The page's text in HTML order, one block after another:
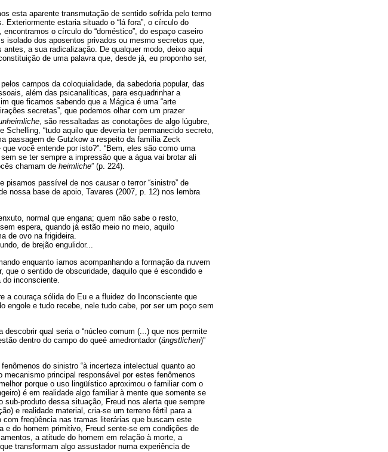
esta aparente transmutação de sentido sofrida pelo termo
estaria situado o “lá fora”, o círculo do
o círculo do “doméstico”, do espaço caseiro
dos aposentos privados ou mesmo secretos que,
a sua radicalização. De qualquer modo, deixo aqui
de uma palavra que, desde já, eu proponho ser,
campos da coloquialidade, da sabedoria popular, das
além das psicanalíticas, para esquadrinhar a
que ficamos sabendo que a Mágica é uma “arte
secretas”, que podemos olhar com um prazer
, são ressaltadas as conotações de algo lúgubre,
“tudo aquilo que deveria ter permanecido secreto,
passagem de Gutzkow a respeito da família Zeck
você entende por isto?”. “Bem, eles são como uma
se ter sempre a impressão que a água vai brotar ali
chamam de heimliche” (p. 224).
pisamos passível de nos causar o terror “sinistro” de
nossa base de apoio, Tavares (2007, p. 12) nos lembra
normal que engana; quem não sabe o resto,
espera, quando já estão meio no meio, aquilo
de ovo na frigideira.
de brejão engulidor...
enquanto íamos acompanhando a formação da nuvem
que o sentido de obscuridade, daquilo que é escondido e
inconsciente.
a couraça sólida do Eu e a fluidez do Inconsciente que
e tudo recebe, nele tudo cabe, por ser um poço sem
qual seria o “núcleo comum (...) que nos permite
dentro do campo do queé amedrontador (ängstlichen)”
do sinistro “à incerteza intelectual quanto ao
principal responsável por estes fenômenos
porque o uso lingüístico aproximou o familiar com o
é em realidade algo familiar à mente que somente se
produto dessa situação, Freud nos alerta que sempre
e realidade material, cria-se um terreno fértil para a
freqüência nas tramas literárias que buscam este
do homem primitivo, Freud sente-se em condições de
a atitude do homem em relação à morte, a
transformam algo assustador numa experiência de